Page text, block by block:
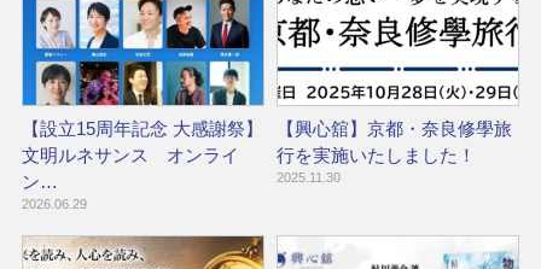
【設立15周年記念 大感謝祭】
文明ルネサンス オンライ
ン…
2026.06.29
【興心舘】京都・奈良修學旅
行を実施いたしました！
2025.11.30